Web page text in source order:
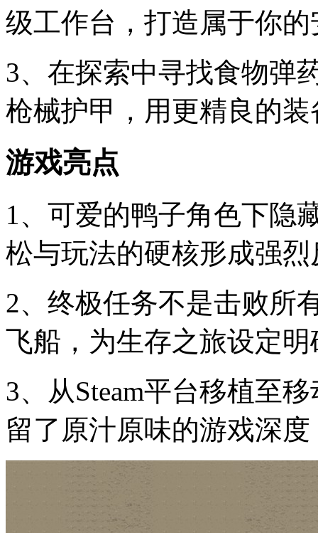
级工作台，打造属于你
3、在探索中寻找食物弹
枪械护甲，用更精良的
游戏亮点
1、可爱的鸭子角色下隐
松与玩法的硬核形成强
2、终极任务不是击败所
飞船，为生存之旅设定
3、从Steam平台移植至
留了原汁原味的游戏深